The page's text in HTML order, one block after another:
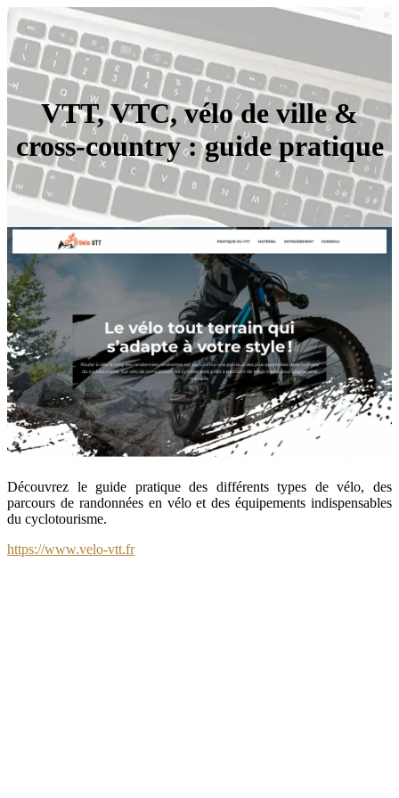
VTT, VTC, vélo de ville &
cross-country : guide pratique
Découvrez le guide pratique des différents types de vélo, des
parcours de randonnées en vélo et des équipements indispensables
du cyclotourisme.
https://www.velo-vtt.fr